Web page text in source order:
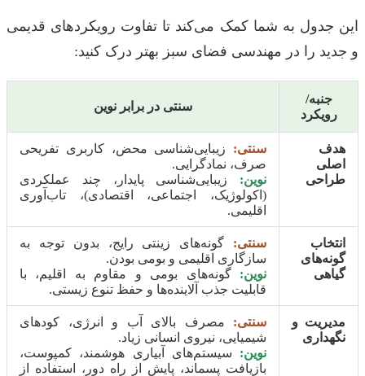
این جدول به شما کمک می‌کند تا تفاوت رویکردهای قدیمی
و جدید را در مهندسی فضای سبز بهتر درک کنید:
جنبه/
رویکرد
سنتی در برابر نوین
هدف
اصلی
طراحی
سنتی: زیبایی‌شناسی محض، کاربری تفریحی
صرف، نمادگرایی.
نوین: زیبایی‌شناسی پایدار، چند عملکردی
(اکولوژیک، اجتماعی، اقتصادی)، تاب‌آوری
اقلیمی.
انتخاب
گونه‌های
گیاهی
سنتی: گونه‌های زینتی رایج، بدون توجه به
سازگاری اقلیمی و بومی بودن.
نوین: گونه‌های بومی و مقاوم به اقلیم، با
قابلیت جذب آلاینده‌ها و حفظ تنوع زیستی.
مدیریت و
نگهداری
سنتی: مصرف بالای آب و انرژی، کودهای
شیمیایی، نیروی انسانی زیاد.
نوین: سیستم‌های آبیاری هوشمند، کمپوست،
بازیافت پسماند، پایش از راه دور، استفاده از